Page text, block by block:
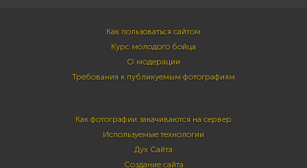
Как пользоваться сайтом
Курс молодого бойца
О модерации
Требования к публикуемым фотографиям
Как фотографии закачиваются на сервер
Используемые технологии
Дух Сайта
Создание сайта